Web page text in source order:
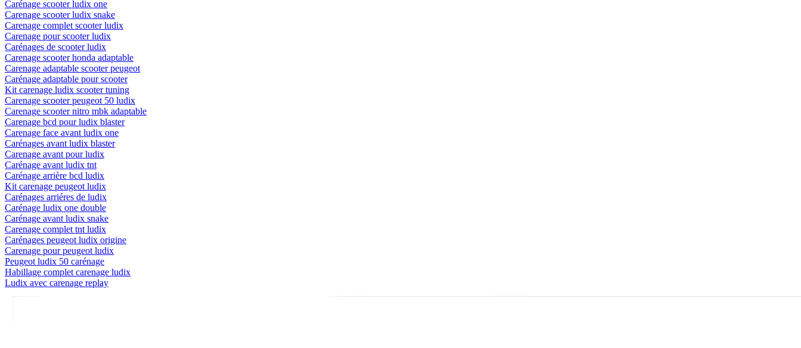
Carénage scooter ludix one
Carenage scooter ludix snake
Carenage complet scooter ludix
Carenage pour scooter ludix
Carénages de scooter ludix
Carenage scooter honda adaptable
Carenage adaptable scooter peugeot
Carénage adaptable pour scooter
Kit carenage ludix scooter tuning
Carenage scooter peugeot 50 ludix
Carenage scooter nitro mbk adaptable
Carenage bcd pour ludix blaster
Carenage face avant ludix one
Carénages avant ludix blaster
Carenage avant pour ludix
Carénage avant ludix tnt
Carénage arrière bcd ludix
Kit carenage peugeot ludix
Carénages arriéres de ludix
Carénage ludix one double
Carénage avant ludix snake
Carenage complet tnt ludix
Carénages peugeot ludix origine
Carenage pour peugeot ludix
Peugeot ludix 50 carénage
Habillage complet carenage ludix
Ludix avec carenage replay